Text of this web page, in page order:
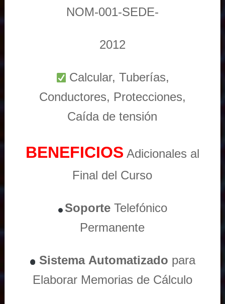
NOM-001-SEDE-
2012
Calcular, Tuberías,
Conductores, Protecciones,
Caída de tensión
BENEFICIOS Adicionales al
Final del Curso
Soporte Telefónico
Permanente
Sistema Automatizado para
Elaborar Memorias de Cálculo